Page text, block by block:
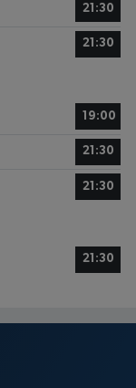
21:30
21:30
19:00
21:30
21:30
21:30